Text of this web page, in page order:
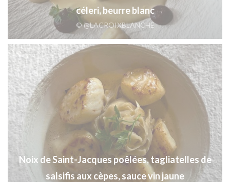
céleri, beurre blanc
© @LACROIXBLANCHE
Noix de Saint-Jacques poêlées, tagliatelles de
salsifis aux cèpes, sauce vin jaune